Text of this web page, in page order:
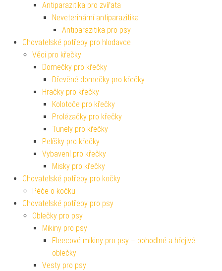
Antiparazitika pro zvířata
Neveterinární antiparazitika
Antiparazitika pro psy
Chovatelské potřeby pro hlodavce
Věci pro křečky
Domečky pro křečky
Dřevěné domečky pro křečky
Hračky pro křečky
Kolotoče pro křečky
Prolézačky pro křečky
Tunely pro křečky
Pelíšky pro křečky
Vybavení pro křečky
Misky pro křečky
Chovatelské potřeby pro kočky
Péče o kočku
Chovatelské potřeby pro psy
Oblečky pro psy
Mikiny pro psy
Fleecové mikiny pro psy – pohodlné a hřejivé
oblečky
Vesty pro psy